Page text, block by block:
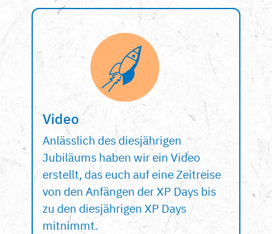
Video
Anlässlich des diesjährigen
Jubiläums haben wir ein Video
erstellt, das euch auf eine Zeitreise
von den Anfängen der XP Days bis
zu den diesjährigen XP Days
mitnimmt.